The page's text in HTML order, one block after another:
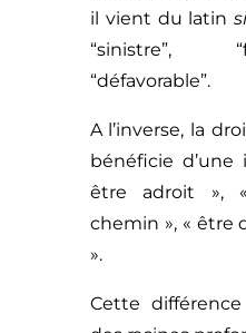
il vient du latin
“sinistre”,
“défavorable”.
A l’inverse, la
bénéficie d’une
être adroit »,
chemin », « être
».
Cette